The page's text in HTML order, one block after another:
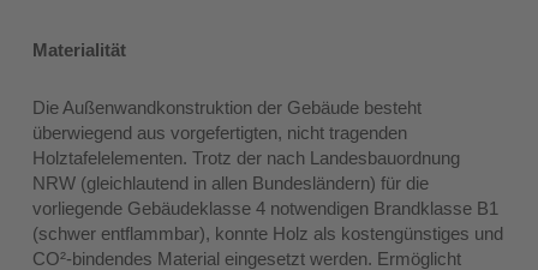
Materialität
Die Außenwandkonstruktion der Gebäude besteht
überwiegend aus vorgefertigten, nicht tragenden
Holztafelelementen. Trotz der nach Landesbauordnung
NRW (gleichlautend in allen Bundesländern) für die
vorliegende Gebäudeklasse 4 notwendigen Brandklasse B1
(schwer entflammbar), konnte Holz als kostengünstiges und
CO²-bindendes Material eingesetzt werden. Ermöglicht